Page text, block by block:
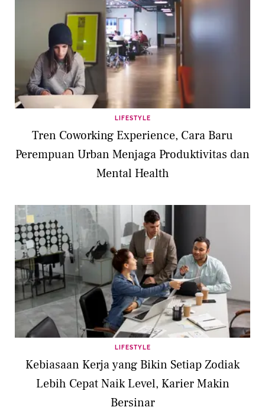
LIFESTYLE
Tren Coworking Experience, Cara Baru
Perempuan Urban Menjaga Produktivitas dan
Mental Health
LIFESTYLE
Kebiasaan Kerja yang Bikin Setiap Zodiak
Lebih Cepat Naik Level, Karier Makin
Bersinar